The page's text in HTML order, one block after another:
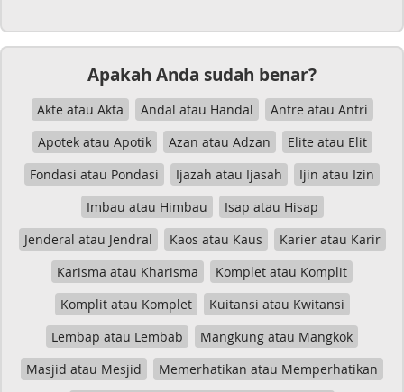
Apakah Anda sudah benar?
Akte atau Akta Andal atau Handal
Antre atau Antri
Apotek atau Apotik
Azan atau Adzan
Elite atau Elit
Fondasi atau Pondasi
Ijazah atau Ijasah
Ijin atau Izin
Imbau atau Himbau
Isap atau Hisap
Jenderal atau Jendral
Kaos atau Kaus
Karier atau Karir
Karisma atau Kharisma
Komplet atau Komplit
Komplit atau Komplet
Kuitansi atau Kwitansi
Lembap atau Lembab
Mangkung atau Mangkok
Masjid atau Mesjid
Memerhatikan atau Memperhatikan